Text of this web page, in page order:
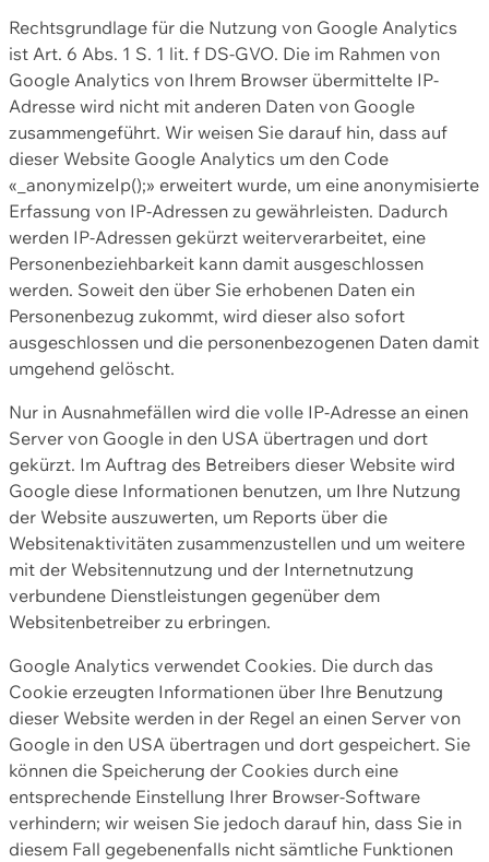
Rechtsgrundlage für die Nutzung von Google Analytics
ist Art. 6 Abs. 1 S. 1 lit. f DS-GVO. Die im Rahmen von
Google Analytics von Ihrem Browser übermittelte IP-
Adresse wird nicht mit anderen Daten von Google
zusammengeführt. Wir weisen Sie darauf hin, dass auf
dieser Website Google Analytics um den Code
«_anonymizeIp();» erweitert wurde, um eine anonymisierte
Erfassung von IP-Adressen zu gewährleisten. Dadurch
werden IP-Adressen gekürzt weiterverarbeitet, eine
Personenbeziehbarkeit kann damit ausgeschlossen
werden. Soweit den über Sie erhobenen Daten ein
Personenbezug zukommt, wird dieser also sofort
ausgeschlossen und die personenbezogenen Daten damit
umgehend gelöscht.
Nur in Ausnahmefällen wird die volle IP-Adresse an einen
Server von Google in den USA übertragen und dort
gekürzt. Im Auftrag des Betreibers dieser Website wird
Google diese Informationen benutzen, um Ihre Nutzung
der Website auszuwerten, um Reports über die
Websitenaktivitäten zusammenzustellen und um weitere
mit der Websitennutzung und der Internetnutzung
verbundene Dienstleistungen gegenüber dem
Websitenbetreiber zu erbringen.
Google Analytics verwendet Cookies. Die durch das
Cookie erzeugten Informationen über Ihre Benutzung
dieser Website werden in der Regel an einen Server von
Google in den USA übertragen und dort gespeichert. Sie
können die Speicherung der Cookies durch eine
entsprechende Einstellung Ihrer Browser-Software
verhindern; wir weisen Sie jedoch darauf hin, dass Sie in
diesem Fall gegebenenfalls nicht sämtliche Funktionen